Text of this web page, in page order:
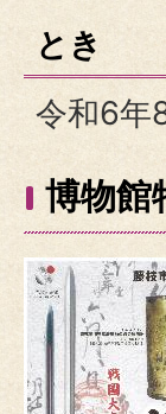
とき
令和6年
博物館